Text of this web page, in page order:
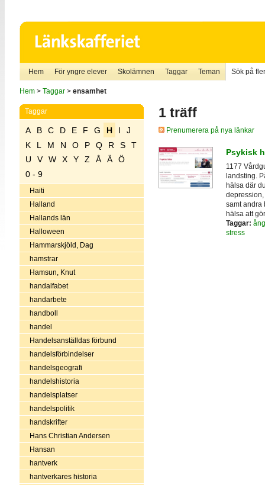
Hem För yngre elever Skolämnen Taggar Teman Sök på
Hem> Taggar> ensamhet
Taggar
A B C D E F G H I
J
K
L M N O P Q R S
T
U
V W X Y Z Å Ä
Ö
0 - 9
Haiti
Halland
Hallands län
Halloween
Hammarskjöld, Dag
hamstrar
Hamsun, Knut
handalfabet
handarbete
handboll
handel
Handelsanställdas förbund
handelsförbindelser
handelsgeografi
handelshistoria
handelsplatser
handelspolitik
handskrifter
Hans Christian Andersen
Hansan
hantverk
hantverkares historia
1 träff
Prenumerera på nya länkar
Psykisk
1177
landsting.
hälsa där
depression,
samt andra
hälsa att
Taggar:
stress